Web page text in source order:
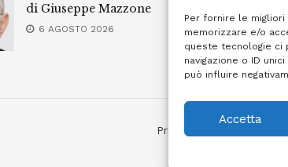
Per fornire le
memorizzare e/o
queste tecnologie ci
navigazione o ID
può influire
Accetta
di Giuseppe Mazzone
6 AGOSTO 2026
Privacy Policy Cookie